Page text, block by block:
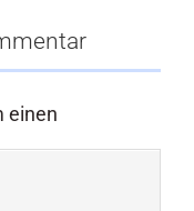
einen